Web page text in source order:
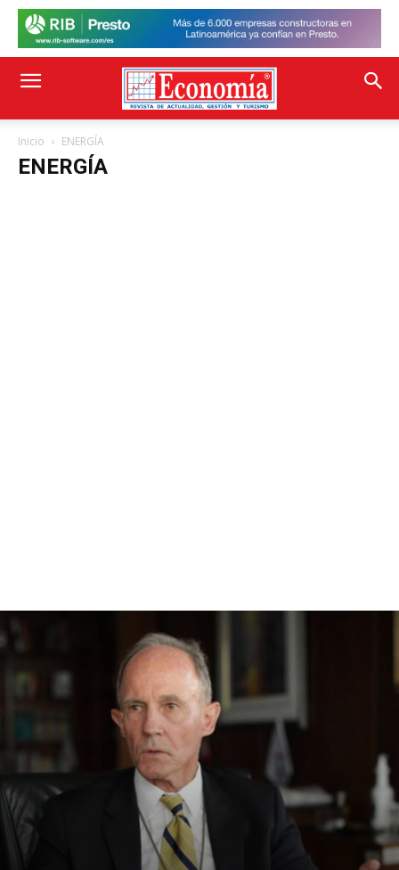
Inicio ENERGÍA
ENERGÍA